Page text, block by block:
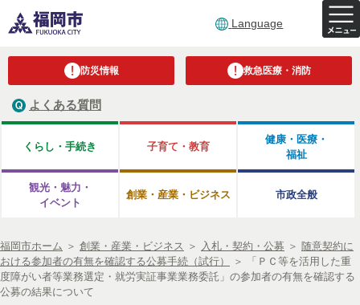
Language
防災情報 救急医療・消防
よくある質問
くらし・手続き 子育て・教育
健康・医療・
福祉
観光・魅力・
イベント
創業・産業・ビジネス 市政全般
福岡市ホーム ＞ 創業・産業・ビジネス ＞ 入札・契約・公募 ＞ 随意契約に
おける参加者の有無を確認する公募手続（試行）
＞
「ＰＣ等を活用した重
度障がい者等業務選定・就労実証事業業務委託」の参加者の有無を確認する
公募の結果について